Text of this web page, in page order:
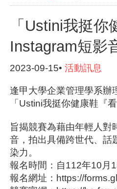
「Ustini我挺
Instagram短影
2023-09-15• 活動訊息
逢甲大學企業管理學系辦
「Ustini我挺你健康鞋『
旨揭競賽為藉由年輕人
音，拍出具備跨世代、話
染力。
報名時間：自112年10月
報名網址：https://